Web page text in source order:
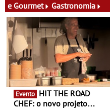
e Gourmet
Gastronomia
Evento
CHEF: o novo projeto